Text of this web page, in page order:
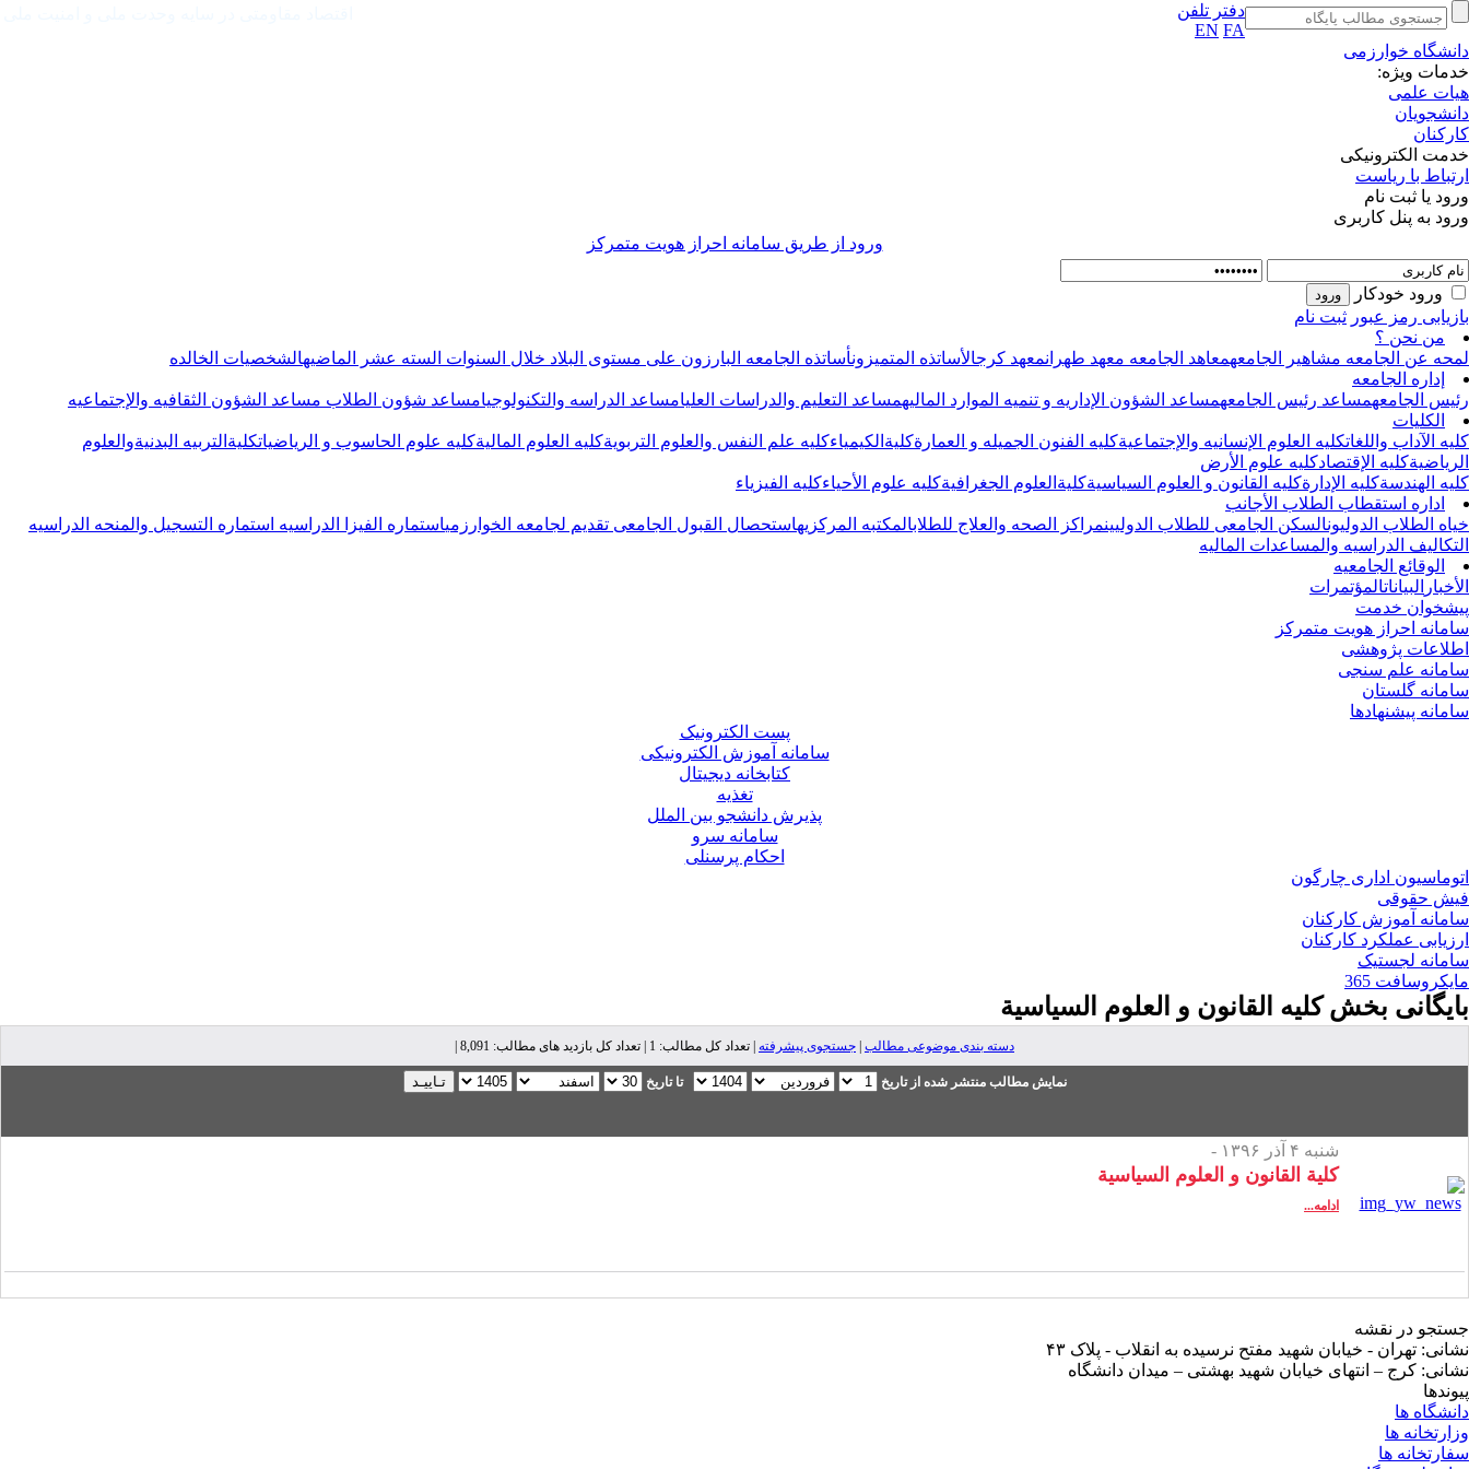
دفتر تلفن
EN FA
دانشگاه خوارزمی
خدمات ویژه:
هیات علمی
دانشجویان
کارکنان
خدمت الکترونیکی
ارتباط با ریاست
ورود یا ثبت نام
ورود به پنل کاربری
ورود از طريق سامانه احراز هويت متمركز
ورود خودکار
بازیابی رمز عبور ثبت نام
من نحن ؟
لمحه عن الجامعه مشاهیر الجامعهمعاهد الجامعه معهد طهرانمعهد کرجالأساتذه المتمیزونأساتذه الجامعه البارزون علی مستوی البلاد خلال السنوات السته عشر الماضیهالشخصیات الخالده
إداره الجامعه
رئیس الجامعهمساعد رئیس الجامعهمساعد الشؤون الإداریه و تنمیه الموارد المالیهمساعد التعلیم والدراسات العلیامساعد الدراسه والتکنولوجیامساعد شؤون الطلاب مساعد الشؤون الثقافیه والإجتماعیه
الکلیات
کلیه الآداب واللغاتکلیه العلوم الإنسانیه والإجتماعیةکلیه الفنون الجمیله و العمارةکلیةالکیمیاءکلیه علم النفس والعلوم التربویةکلیه العلوم المالیةکلیه علوم الحاسوب و الریاضیاتکلیةالتربیه البدنیةوالعلوم
الریاضیةکلیه الإقتصادکلیه علوم الأرض
کلیه الهندسةکلیه الإدارةکلیه القانون و العلوم السیاسیةکلیةالعلوم الجغرافیةکلیه علوم الأحیاءکلیه الفیزیاء
اداره استقطاب الطلاب الأجانب
خیاه الطلاب الدولیونالسکن الجامعی للطلاب الدولیینمراکز الصحه والعلاج للطلابالمکتبه المرکزیهاستحصال القبول الجامعی تقدیم لجامعه الخوارزمیاستماره الفیزا الدراسیه استماره التسجیل والمنحه الدراسیه
التکالیف الدراسیه والمساعدات المالیه
الوقائع الجامعیه
الأخبار البیاناتالمؤتمرات
پیشخوان خدمت
سامانه احراز هویت متمرکز
اطلاعات پژوهشی
سامانه علم سنجی
سامانه گلستان
سامانه پیشنهادها
پست الکترونیک
سامانه آموزش الکترونیکی
کتابخانه دیجیتال
تغذیه
پذیرش دانشجو بین الملل
سامانه سرو
احکام پرسنلی
اتوماسیون اداری چارگون
فیش حقوقی
سامانه آموزش کارکنان
ارزیابی عملکرد کارکنان
سامانه لجستیک
مایکروسافت 365
بایگانی بخشکلیه القانون و العلوم السیاسیة
دسته بندی موضوعی مطالب جستجوی پیشرفته | تعداد کل مطالب: 1 | تعداد کل بازدید های مطالب: 8,091 |
نمایش مطالب منتشر شده از تاریخ تا تاریخ
شنبه ۴ آذر ۱۳۹۶ -
کلیة القانون و العلوم السیاسیة
ادامه...
جستجو در نقشه
نشانی: تهران - خیابان شهید مفتح نرسیده به انقلاب - پلاک ۴۳
نشانی: کرج – انتهای خیابان شهید بهشتی – میدان دانشگاه
پیوندها
دانشگاه ها
وزارتخانه ها
سفارتخانه ها